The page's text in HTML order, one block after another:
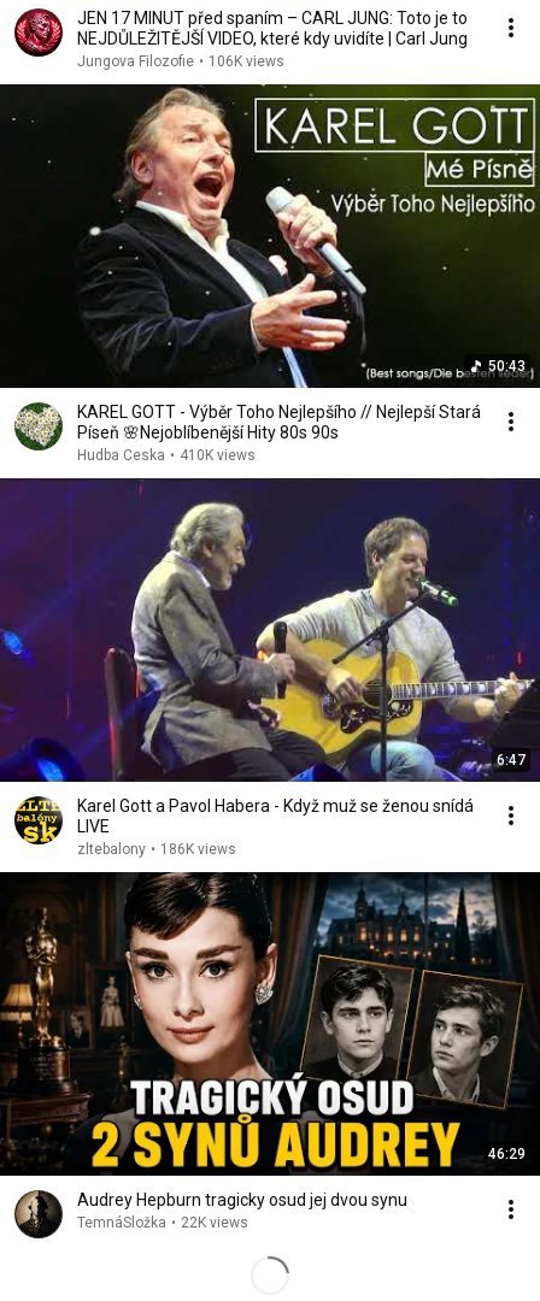
JEN 17 MINUT před spaním – CARL JUNG: Toto je to
NEJDŮLEŽITĚJŠÍ VIDEO, které kdy uvidíte | Carl Jung
Jungova Filozofie • 106K views
50:43
KAREL GOTT - Výběr Toho Nejlepšího // Nejlepší Stará
Píseň 🌸Nejoblíbenější Hity 80s 90s
Hudba Ceska • 410K views
6:47
Karel Gott a Pavol Habera - Když muž se ženou snídá
LIVE
zltebalony • 186K views
46:29
Audrey Hepburn tragicky osud jej dvou synu
TemnáSložka • 22K views